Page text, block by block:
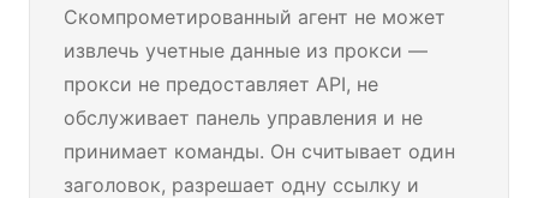
Скомпрометированный агент не может
извлечь учетные данные из прокси —
прокси не предоставляет API, не
обслуживает панель управления и не
принимает команды. Он считывает один
заголовок, разрешает одну ссылку и